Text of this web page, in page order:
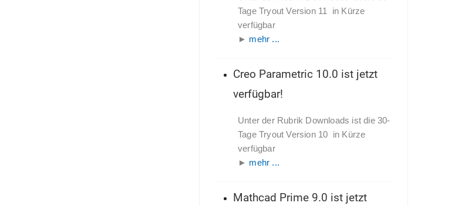
Tage Tryout Version 11 in Kürze
verfügbar
► mehr ...
Creo Parametric 10.0 ist jetzt
verfügbar!
Unter der Rubrik Downloads ist die 30-
Tage Tryout Version 10 in Kürze
verfügbar
► mehr ...
Mathcad Prime 9.0 ist jetzt